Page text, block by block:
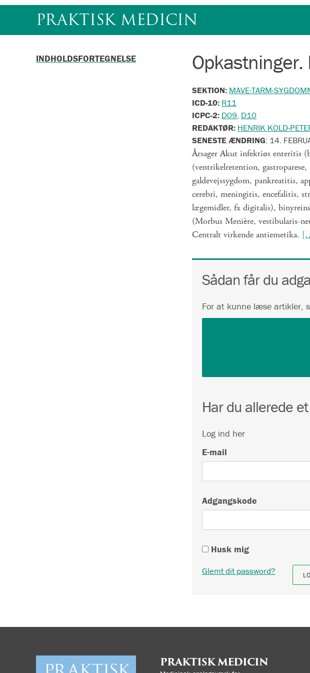
indhold
PRAKTISK MEDICIN
Opkastninger.
SEKTION: MAVE-TARM-
ICD-10: R11
ICPC-2: D09, D10
REDAKTØR: HENRIK KOLD-
SENESTE ÆNDRING: 14.
Årsager Akut infektiøs enteritis
(ventrikelretention,
galdevejssygdom, pankreatitis,
cerebri, meningitis, encefalitis,
lægemidler, fx digitalis),
(Morbus Menière, vestibularis-
Centralt virkende antiemetika.
Sådan får du
For at kunne læse artikler,
Har du allerede
Log ind her
E-mail
Adgangskode
Husk mig
Glemt dit password?
INDHOLDSFORTEGNELSE
PRAKTISK MEDICIN